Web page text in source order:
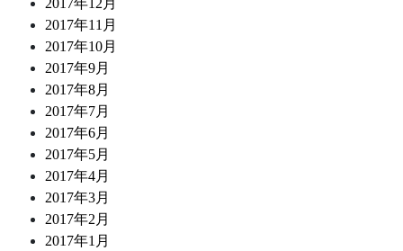
2017年11月
2017年10月
2017年9月
2017年8月
2017年7月
2017年6月
2017年5月
2017年4月
2017年3月
2017年2月
2017年1月